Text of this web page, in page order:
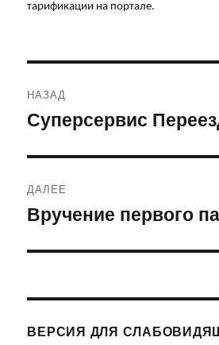
тарификации на портале.
по
НАЗАД
Предыдущая
Суперсервис
ДАЛЕЕ
Следующая
Вручение первого
ВЕРСИЯ ДЛЯ